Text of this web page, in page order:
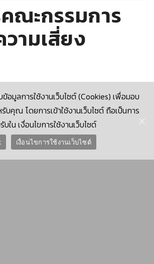
ณะกรรมการ
ามเสี่ยง
Computer Services Co., Ltd. (KTCS)
ข้อมูลการใช้งานเว็บไซต์ (Cookies) เพื่อมอบ
คุณ โดยการเข้าใช้งานเว็บไซต์ ถือเป็นการ
บใน เงื่อนไขการใช้งานเว็บไซต์
เงื่อนไขการใช้งานเว็บไซต์